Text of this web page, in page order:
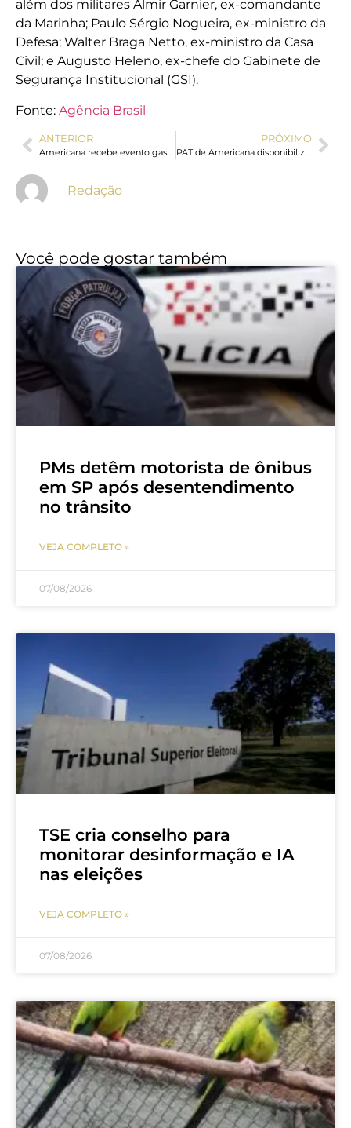
além dos militares Almir Garnier, ex-comandante
da Marinha; Paulo Sérgio Nogueira, ex-ministro da
Defesa; Walter Braga Netto, ex-ministro da Casa
Civil; e Augusto Heleno, ex-chefe do Gabinete de
Segurança Institucional (GSI).
Fonte: Agência Brasil
ANTERIOR
Americana recebe evento gastronômico Brasa Blue Festival neste fim de semana no CCL
PRÓXIMO
PAT de Americana disponibiliza 120 vagas de emprego, estágio e jovem aprendiz
Redação
Você pode gostar também
PMs detêm motorista de ônibus
em SP após desentendimento
no trânsito
VEJA COMPLETO »
07/08/2026
TSE cria conselho para
monitorar desinformação e IA
nas eleições
VEJA COMPLETO »
07/08/2026